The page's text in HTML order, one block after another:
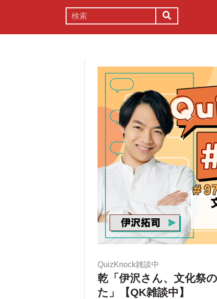
QuizKnock雑談中
乾「伊沢さん、文化祭
た」【QK雑談中】